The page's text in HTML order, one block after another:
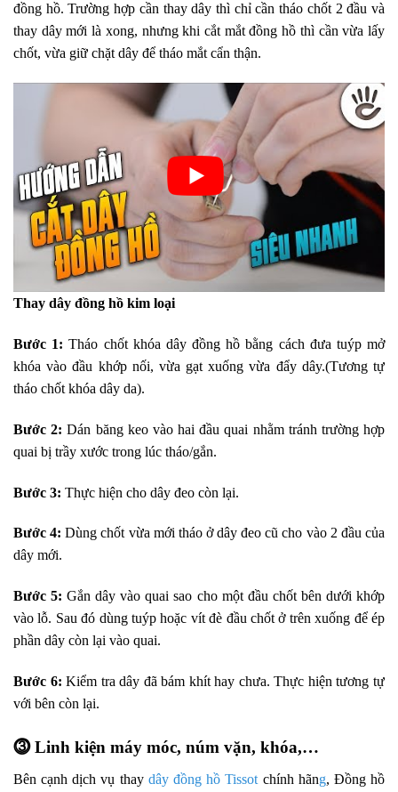
đồng hồ. Trường hợp cần thay dây thì chỉ cần tháo chốt 2 đầu và
thay dây mới là xong, nhưng khi cắt mắt đồng hồ thì cần vừa lấy
chốt, vừa giữ chặt dây để tháo mắt cẩn thận.
Thay dây đồng hồ kim loại
Bước 1: Tháo chốt khóa dây đồng hồ bằng cách đưa tuýp mở
khóa vào đầu khớp nối, vừa gạt xuống vừa đẩy dây.(Tương tự
tháo chốt khóa dây da).
Bước 2: Dán băng keo vào hai đầu quai nhằm tránh trường hợp
quai bị trầy xước trong lúc tháo/gắn.
Bước 3: Thực hiện cho dây đeo còn lại.
Bước 4: Dùng chốt vừa mới tháo ở dây đeo cũ cho vào 2 đầu của
dây mới.
Bước 5: Gắn dây vào quai sao cho một đầu chốt bên dưới khớp
vào lỗ. Sau đó dùng tuýp hoặc vít đè đầu chốt ở trên xuống để ép
phần dây còn lại vào quai.
Bước 6: Kiểm tra dây đã bám khít hay chưa. Thực hiện tương tự
với bên còn lại.
⓷ Linh kiện máy móc, núm vặn, khóa,…
Bên cạnh dịch vụ thay dây đồng hồ Tissot chính hãng, Đồng hồ